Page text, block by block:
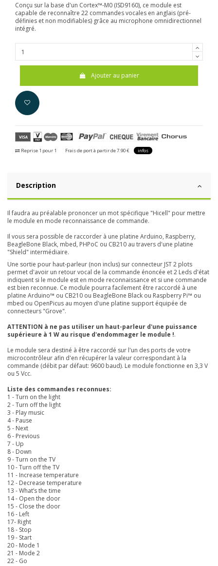
Conçu sur la base d'un Cortex™-M0 (ISD9160), ce module est
capable de reconnaître 22 commandes vocales en anglais (pré-
définies et non modifiables) grâce au microphone omnidirectionnel
intégré.
Ajouter au panier
Reprise 1 pour 1 Frais de port à partir de 7.90 € infos
Description
Il faudra au préalable prononcer un mot spécifique "Hicell" pour mettre
le module en mode reconnaissance de commande.
Il vous sera possible de raccorder à une platine Arduino, Raspberry,
BeagleBone Black, mbed, PHPoC ou CB210 au travers d'une platine
"Shield" intermédiaire.
Une sortie pour haut-parleur (non inclus) sur connecteur JST 2 plots
permet d'avoir un retour vocal de la commande énoncée et 2 Leds d'état
indiquent si le module est en mode reconnaissance et si une commande
est bien reconnue. Ce module pourra facilement être raccordé à une
platine Arduino™ ou CB210 ou BeagleBone Black ou Raspberry Pi™ ou
mbed ou OpenPicus au moyen d'une platine support équipée de
connecteurs "Grove".
ATTENTION à ne pas utiliser un haut-parleur d'une puissance
supérieure à 1 W au risque d'endommager le module !.
Le module sera destiné à être raccordé sur l'un des ports de votre
microcontrôleur afin d'en récupérer la valeur correspondant à la
commande (débit par défaut: 9600 baud). Le module fonctionne en 3,3 V
ou 5 Vcc.
Liste des commandes reconnues:
1 - Turn on the light
2 - Turn off the light
3 - Play music
4 - Pause
5 - Next
6 - Previous
7 - Up
8 - Down
9 -Turn on the TV
10 -Turn off the TV
11 - Increase temperature
12 - Decrease temperature
13 -What’s the time
14 - Open the door
15 - Close the door
16 - Left
17- Right
18 - Stop
19 - Start
20 - Mode 1
21 - Mode 2
22 - Go